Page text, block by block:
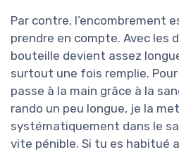
Par contre, l’encombrement
prendre en compte. Avec les
bouteille devient assez
surtout une fois remplie.
passe à la main grâce à la
rando un peu longue, je la
systématiquement dans le
vite pénible. Si tu es habitué